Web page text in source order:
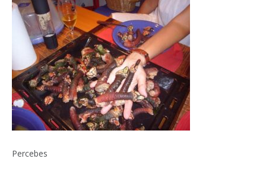
Percebes